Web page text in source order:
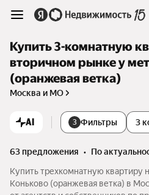
Купить 3-комнатную
вторичном рынке у
(оранжевая ветка)
Москва и МО
AI 3 Фильтры 3
63 предложения •
по
Купить трехкомнатную квартиру
Коньково (оранжевая ветка) в